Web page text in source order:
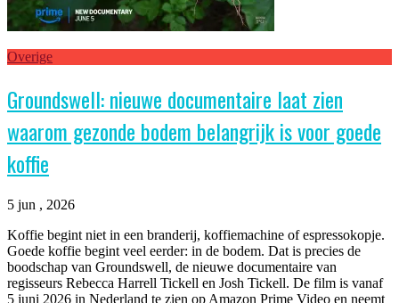
Overige
Groundswell: nieuwe documentaire laat zien
waarom gezonde bodem belangrijk is voor goede
koffie
5 jun , 2026
Koffie begint niet in een branderij, koffiemachine of espressokopje.
Goede koffie begint veel eerder: in de bodem. Dat is precies de
boodschap van Groundswell, de nieuwe documentaire van
regisseurs Rebecca Harrell Tickell en Josh Tickell. De film is vanaf
5 juni 2026 in Nederland te zien op Amazon Prime Video en neemt